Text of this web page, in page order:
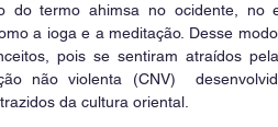
do termo ahimsa no ocidente, no
a ioga e a meditação. Desse
pois se sentiram atraídos
não violenta (CNV)
da cultura oriental.